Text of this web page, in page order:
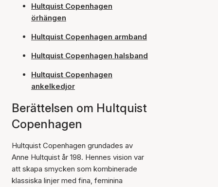
Hultquist Copenhagen
örhängen
Hultquist Copenhagen armband
Hultquist Copenhagen halsband
Hultquist Copenhagen
ankelkedjor
Berättelsen om Hultquist
Copenhagen
Hultquist Copenhagen grundades av
Anne Hultquist år 198. Hennes vision var
att skapa smycken som kombinerade
klassiska linjer med fina, feminina